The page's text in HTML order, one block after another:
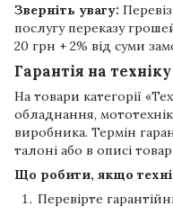
Зверніть увагу:
послугу переказу
20 грн + 2% від суми
Гарантія на
На товари категорії
обладнання,
виробника. Термін
талоні або в описі
Що робити, якщо
Перевірте